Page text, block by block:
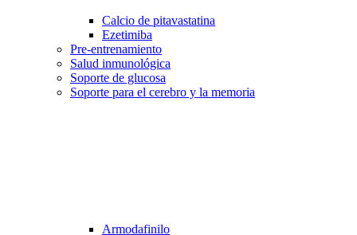
Calcio de pitavastatina
Ezetimiba
Pre-entrenamiento
Salud inmunológica
Soporte de glucosa
Soporte para el cerebro y la memoria
Armodafinilo